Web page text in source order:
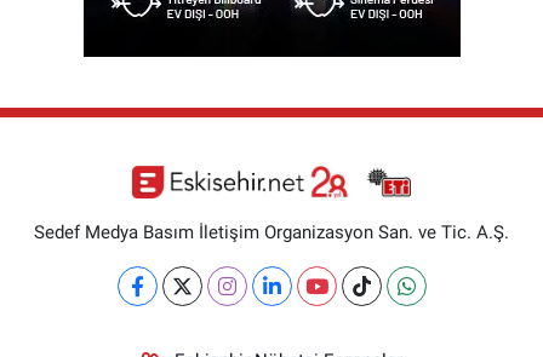
Sedef Medya Basım İletişim Organizasyon San. ve Tic. A.Ş.